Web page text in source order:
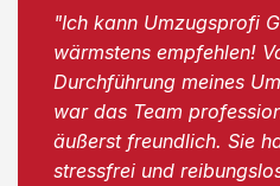
"Ich kann Umzugsprofi
wärmstens empfehlen!
Durchführung meines
war das Team
äußerst freundlich. Sie
stressfrei und